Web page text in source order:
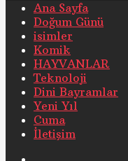
Ana Sayfa
Doğum Günü
isimler
Komik
HAYVANLAR
Teknoloji
Dini Bayramlar
Yeni Yıl
Cuma
İletişim